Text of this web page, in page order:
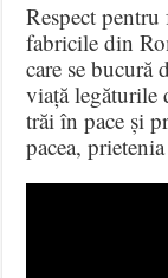
Respect
fabricile din
care se bucură
viață legăturile
trăi în pace și
pacea,